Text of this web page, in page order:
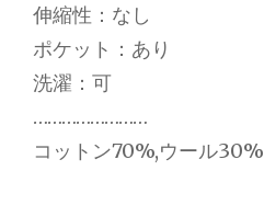
伸縮性：なし
ポケット：あり
洗濯：可
……………………
コットン70%,ウール30%